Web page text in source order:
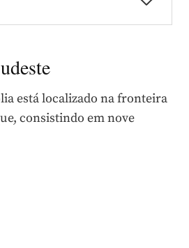
está localizado na fronteira
consistindo em nove